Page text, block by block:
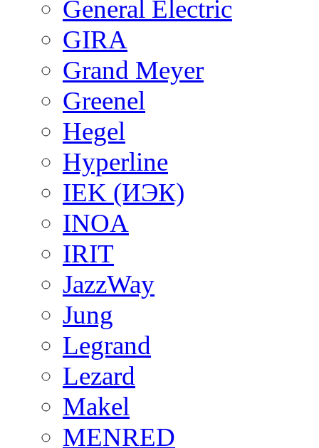
General Electric
GIRA
Grand Meyer
Greenel
Hegel
Hyperline
IEK (ИЭК)
INOA
IRIT
JazzWay
Jung
Legrand
Lezard
Makel
MENRED